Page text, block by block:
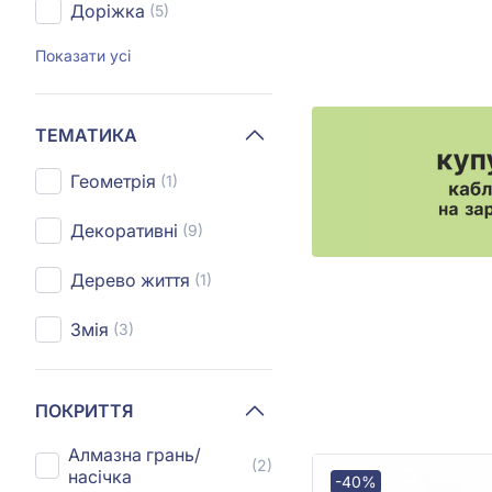
Доріжка (5)
Показати усі
ТЕМАТИКА
Геометрія (1)
Декоративні (9)
Дерево життя (1)
Змія (3)
ПОКРИТТЯ
Алмазна грань/
насічка
(2)
-40%